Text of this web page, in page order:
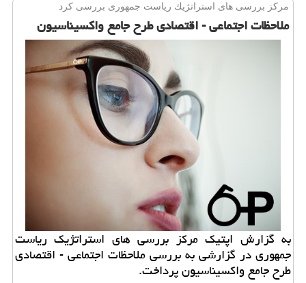
مركز بررسی های استراتژیك ریاست جمهوری بررسی كرد
ملاحظات اجتماعی - اقتصادی طرح جامع واكسیناسیون
به گزارش اپتیک مرکز بررسی های استراتژیک ریاست
جمهوری در گزارشی به بررسی ملاحظات اجتماعی - اقتصادی
طرح جامع واکسیناسیون پرداخت.